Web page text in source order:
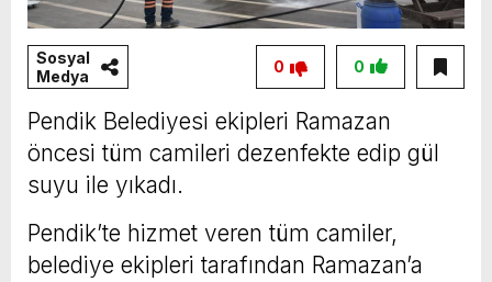
Sosyal
Medya
0
0
Pendik Belediyesi ekipleri Ramazan
öncesi tüm camileri dezenfekte edip gül
suyu ile yıkadı.
Pendik’te hizmet veren tüm camiler,
belediye ekipleri tarafından Ramazan’a